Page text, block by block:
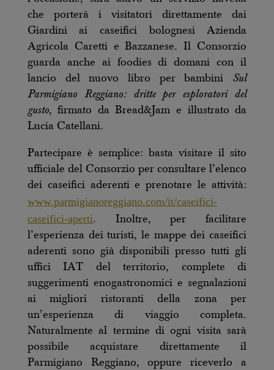
che porterà i visitatori direttamente dai
Giardini ai caseifici bolognesi Azienda
Agricola Caretti e Bazzanese. Il Consorzio
guarda anche ai foodies di domani con il
lancio del nuovo libro per bambini Sul
Parmigiano Reggiano: dritte per esploratori del
gusto, firmato da Bread&Jam e illustrato da
Lucia Catellani.
Partecipare è semplice: basta visitare il sito
ufficiale del Consorzio per consultare l’elenco
dei caseifici aderenti e prenotare le attività:
www.parmigianoreggiano.com/it/caseifici-
caseifici-aperti. Inoltre, per facilitare
l’esperienza dei turisti, le mappe dei caseifici
aderenti sono già disponibili presso tutti gli
uffici IAT del territorio, complete di
suggerimenti enogastronomici e segnalazioni
ai migliori ristoranti della zona per
un’esperienza di viaggio completa.
Naturalmente al termine di ogni visita sarà
possibile acquistare direttamente il
Parmigiano Reggiano, oppure riceverlo a